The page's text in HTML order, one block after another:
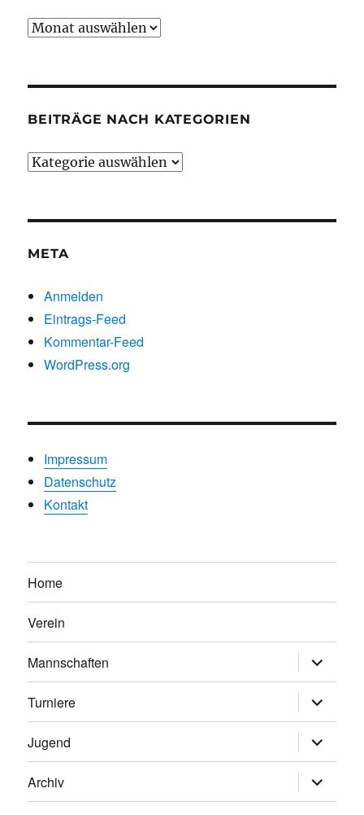
Beiträge
BEITRÄGE NACH KATEGORIEN
Beiträge
META
Anmelden
Eintrags-Feed
Kommentar-Feed
WordPress.org
Impressum
Datenschutz
Kontakt
Home
Verein
Mannschaften
anzeigen
Turniere
anzeigen
Jugend
anzeigen
Archiv
anzeigen